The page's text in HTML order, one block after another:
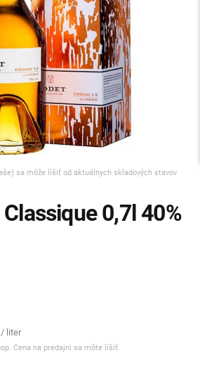
sa môže líšiť od aktuálnych skladových stavov
0,7l 40%
liter
Cena na predajni sa môte líšiť.